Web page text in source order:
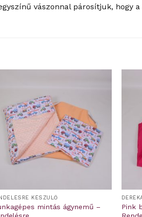
vászonnal párosítjuk, hogy
KÉSZÜLŐ
mintás ágynemű –
Pink